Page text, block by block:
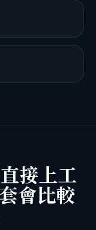
接上工
會比較